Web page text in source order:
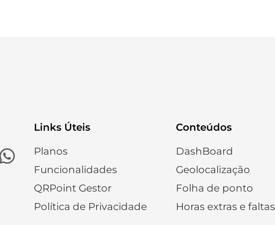
Links Úteis
Planos
Funcionalidades
QRPoint Gestor
Política de Privacidade
Conteúdos
DashBoard
Geolocalização
Folha de ponto
Horas extras e faltas